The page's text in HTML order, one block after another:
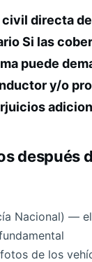
civil directa
Si las
puede
y/o
después
Nacional) —
fotos de los